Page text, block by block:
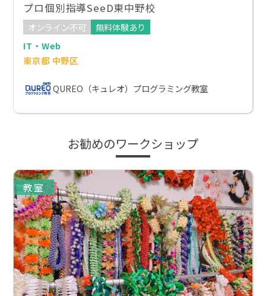
プロ個別指導SeeD東中野校
オンライン不可
無料体験あり
IT・Web
東京都 中野区
QUREO（キュレオ）プログラミング教室
お勧めのワークショップ
教室